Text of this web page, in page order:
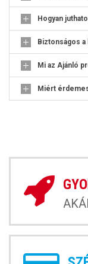
Hogyan
Biztonságos a
Mi az Ajánló
Miért